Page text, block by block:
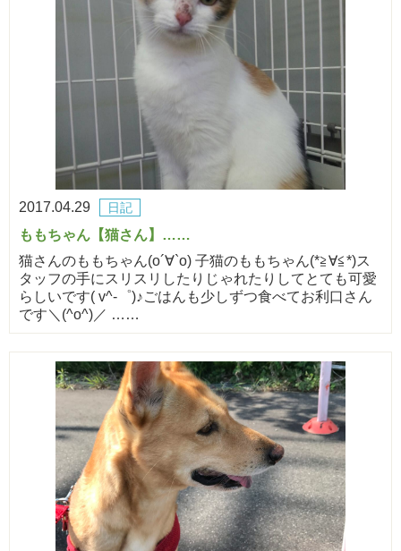
2017.04.29 日記
ももちゃん【猫さん】……
猫さんのももちゃん(о´∀`о) 子猫のももちゃん(*≧∀≦*)ス
タッフの手にスリスリしたりじゃれたりしてとても可愛
らしいです( v^-゜)♪ごはんも少しずつ食べてお利口さん
です＼(^o^)／ ……